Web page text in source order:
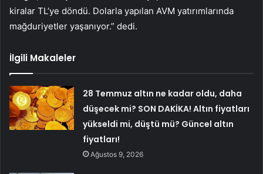
kiralar TL’ye döndü. Dolarla yapılan AVM yatırımlarında
mağduriyetler yaşanıyor.” dedi.
İlgili Makaleler
28 Temmuz altın ne kadar oldu, daha
düşecek mi? SON DAKİKA! Altın fiyatları
yükseldi mi, düştü mü? Güncel altın
fiyatları!
Ağustos 9, 2026